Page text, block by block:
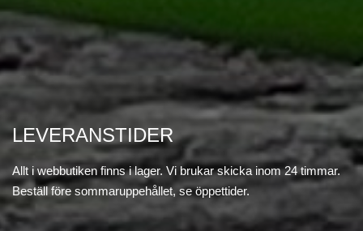
LEVERANSTIDER
Allt i webbutiken finns i lager. Vi brukar skicka inom 24 timmar.
Beställ före sommaruppehållet, se öppettider.